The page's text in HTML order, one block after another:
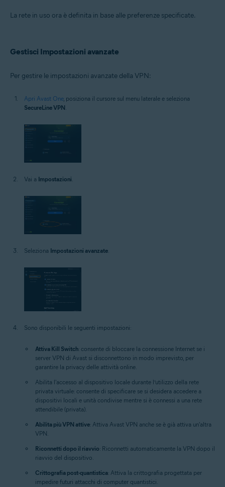
La rete in uso ora è definita in base alle preferenze specificate.
Gestisci Impostazioni avanzate
Per gestire le impostazioni avanzate della VPN:
Apri Avast One, posiziona il cursore sul menu laterale e seleziona
SecureLine VPN.
Vai a Impostazioni.
Seleziona Impostazioni avanzate.
Sono disponibili le seguenti impostazioni:
Attiva Kill Switch: consente di bloccare la connessione Internet se i
server VPN di Avast si disconnettono in modo imprevisto, per
garantire la privacy delle attività online.
Abilita l'accesso al dispositivo locale durante l’utilizzo della rete
privata virtuale: consente di specificare se si desidera accedere a
dispositivi locali e unità condivise mentre si è connessi a una rete
attendibile (privata).
Abilita più VPN attive: Attiva Avast VPN anche se è già attiva un'altra
VPN.
Riconnetti dopo il riavvio: Riconnetti automaticamente la VPN dopo il
riavvio del dispositivo.
Crittografia post-quantistica: Attiva la crittografia progettata per
impedire futuri attacchi di computer quantistici.